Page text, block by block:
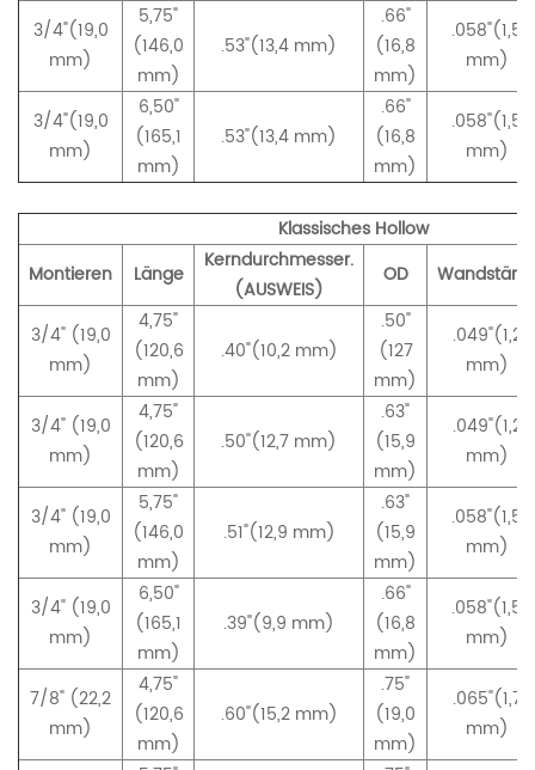
3/4"(19,0
mm)
5,75"
(146,0
mm)
.53"(13,4 mm)
.66"
(16,8
mm)
.058"(1,5
mm)
3/4"(19,0
mm)
6,50"
(165,1
mm)
.53"(13,4 mm)
.66"
(16,8
mm)
.058"(1,5
mm)
Klassisches Hollow
Montieren
Länge
Kerndurchmesser.
(AUSWEIS)
OD Wandstärke
3/4" (19,0
mm)
4,75"
(120,6
mm)
.40"(10,2 mm)
.50"
(127
mm)
.049"(1,2
mm)
3/4" (19,0
mm)
4,75"
(120,6
mm)
.50"(12,7 mm)
.63"
(15,9
mm)
.049"(1,2
mm)
3/4" (19,0
mm)
5,75"
(146,0
mm)
.51"(12,9 mm)
.63"
(15,9
mm)
.058"(1,5
mm)
3/4" (19,0
mm)
6,50"
(165,1
mm)
.39"(9,9 mm)
.66"
(16,8
mm)
.058"(1,5
mm)
7/8" (22,2
mm)
4,75"
(120,6
mm)
.60"(15,2 mm)
.75"
(19,0
mm)
.065"(1,7
mm)